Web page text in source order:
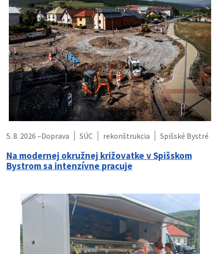
5. 8. 2026 –Doprava SÚC rekonštrukcia Spišské Bystré
Na modernej okružnej križovatke v Spišskom
Bystrom sa intenzívne pracuje